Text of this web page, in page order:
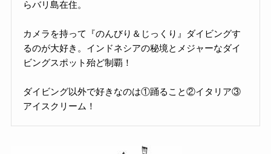
らバリ島在住。
カメラを持って『のんびり＆じっくり』ダイビングす
るのが大好き。インドネシアの秘境とメジャーなダイ
ビングスポット殆ど制覇！
ダイビング以外で好きなのは①踊ること②イタリア③
アイスクリーム！